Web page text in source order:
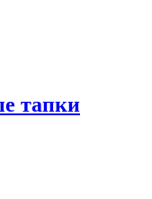
тапки